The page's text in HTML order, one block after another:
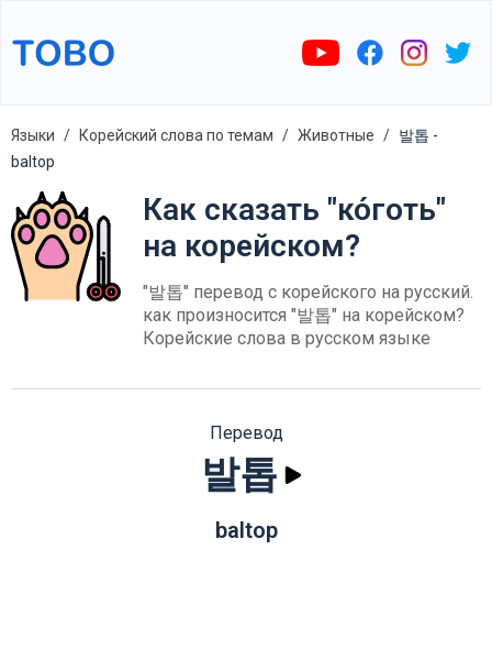
Языки Корейский слова по темам Животные
발톱 -
baltop
Как сказать "ко́готь"
на корейском?
"발톱" перевод с корейского на русский.
как произносится "발톱" на корейском?
Корейские слова в русском языке
Перевод
발톱
baltop